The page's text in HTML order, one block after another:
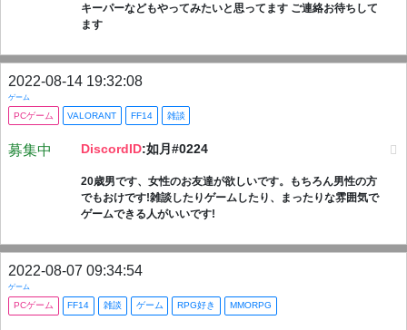
キーパーなどもやってみたいと思ってます ご連絡お待ちして
ます
2022-08-14 19:32:08
ゲーム
PCゲーム VALORANT FF14 雑談
募集中 DiscordID:如月#0224
20歳男です、女性のお友達が欲しいです。もちろん男性の方
でもおけです!雑談したりゲームしたり、まったりな雰囲気で
ゲームできる人がいいです!
2022-08-07 09:34:54
ゲーム
PCゲーム FF14 雑談 ゲーム RPG好き MMORPG